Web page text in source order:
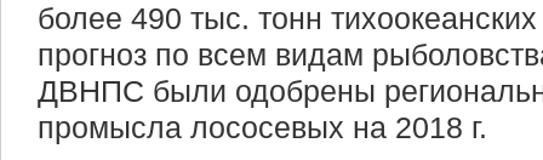
более 490 тыс. тонн
прогноз по всем видам
ДВНПС были одобрены
промысла лососевых на 2018 г.